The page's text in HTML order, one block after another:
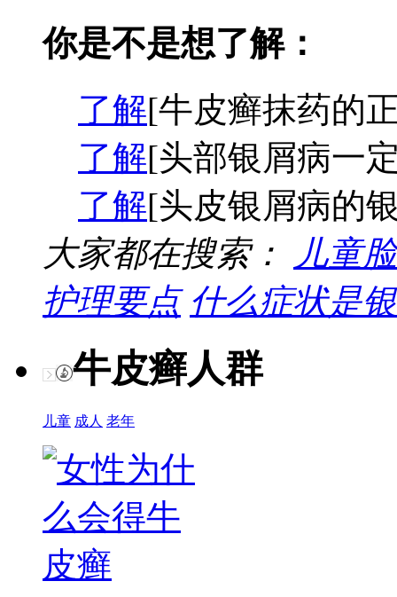
你是不是想了解：
了解[牛皮癣抹药的
了解[头部银屑病一
了解[头皮银屑病的
大家都在搜索：
儿童
护理要点 什么症状是
牛皮癣人群
儿童 成人 老年